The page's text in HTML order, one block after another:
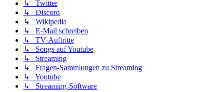
↳ Twitter
↳ Discord
↳ Wikipedia
↳ E-Mail schreiben
↳ TV-Auftritte
↳ Songs auf Youtube
↳ Streaming
↳ Fragen-Sammlungen zu Streaming
↳ Youtube
↳ Streaming-Software